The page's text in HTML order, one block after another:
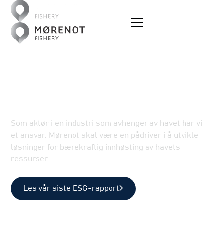
Som aktør i en industri som avhenger av havet har vi
et ansvar. Mørenot skal være en pådriver i å utvikle
løsninger for bærekraftig innhøsting av havets
ressurser.
Les vår siste ESG-rapport